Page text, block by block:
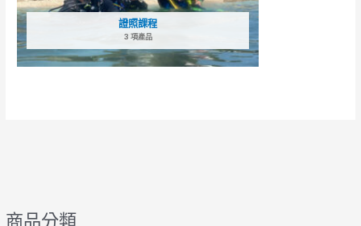
證照課程
3 項產品